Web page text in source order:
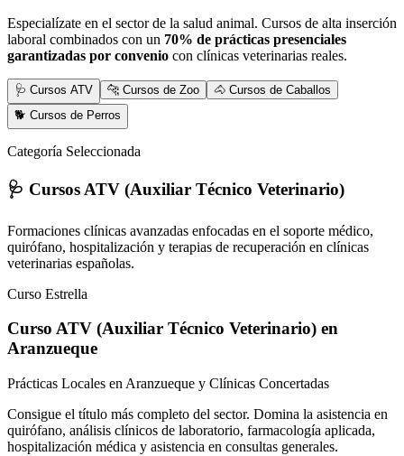
Especialízate en el sector de la salud animal. Cursos de alta inserción
laboral combinados con un 70% de prácticas presenciales
garantizadas por convenio con clínicas veterinarias reales.
🩺 Cursos ATV 🐆 Cursos de Zoo
🐴 Cursos de Caballos
🐕 Cursos de Perros
Categoría Seleccionada
🩺 Cursos ATV (Auxiliar Técnico Veterinario)
Formaciones clínicas avanzadas enfocadas en el soporte médico,
quirófano, hospitalización y terapias de recuperación en clínicas
veterinarias españolas.
Curso Estrella
Curso ATV (Auxiliar Técnico Veterinario) en
Aranzueque
Prácticas Locales en Aranzueque y Clínicas Concertadas
Consigue el título más completo del sector. Domina la asistencia en
quirófano, análisis clínicos de laboratorio, farmacología aplicada,
hospitalización médica y asistencia en consultas generales.